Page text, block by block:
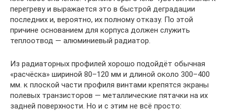
перегреву и выражается это в быстрой деградации
последних и, вероятно, их полному отказу. По этой
причине основанием для корпуса должен служить
теплоотвод — алюминиевый радиатор.
Из радиаторных профилей хорошо подойдёт обычная
«расчёска» шириной 80–120 мм и длиной около 300–400
мм. к плоской части профиля винтами крепятся экраны
полевых транзисторов — металлические пятачки на их
задней поверхности. Но и с этим не всё просто: